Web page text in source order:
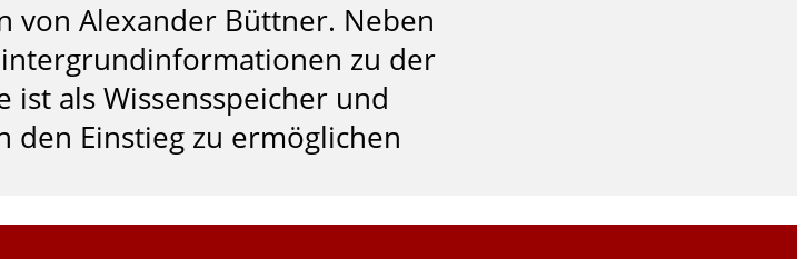
von Alexander Büttner. Neben
zu der
ist als Wissensspeicher und
den Einstieg zu ermöglichen